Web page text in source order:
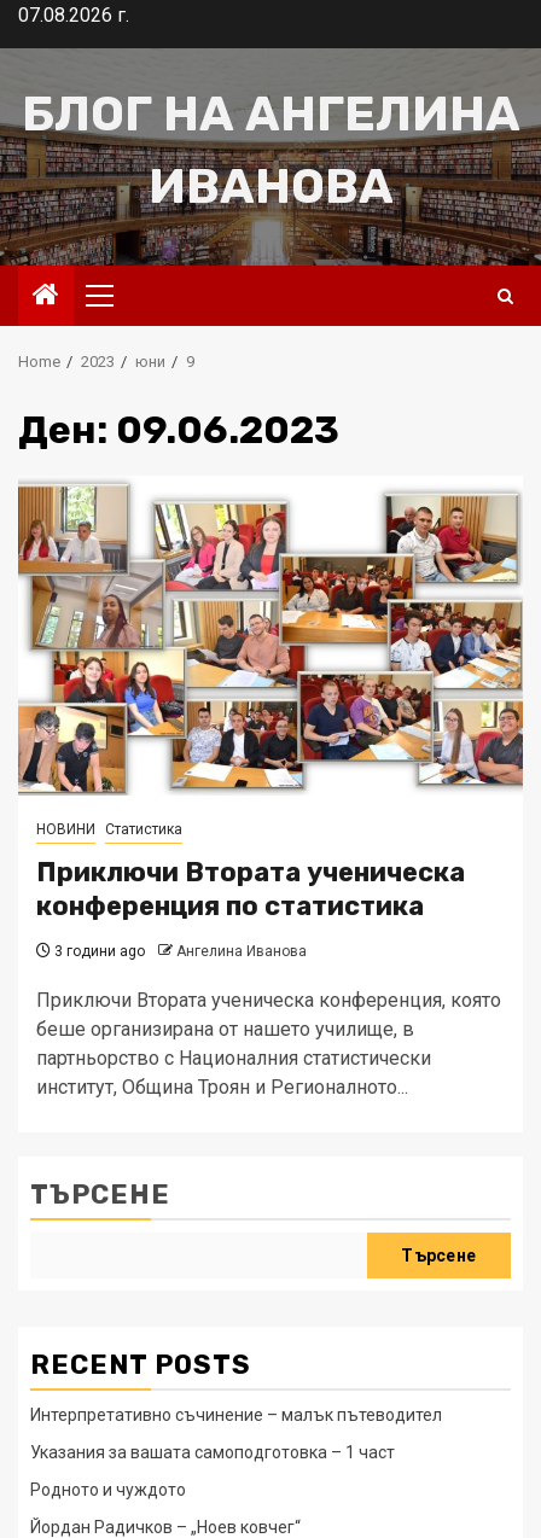
Skip07.08.2026 г.
БЛОГ НА АНГЕЛИНА
ИВАНОВА
Primary
Menu
Home 2023 юни 9
Ден: 09.06.2023
НОВИНИ Статистика
Приключи Втората ученическа
конференция по статистика
3 години ago Ангелина Иванова
Приключи Втората ученическа конференция, която
беше организирана от нашето училище, в
партньорство с Националния статистически
институт, Община Троян и Регионалното...
ТЪРСЕНЕ
Търсене
RECENT POSTS
Интерпретативно съчинение – малък пътеводител
Указания за вашата самоподготовка – 1 част
Родното и чуждото
Йордан Радичков – „Ноев ковчег“